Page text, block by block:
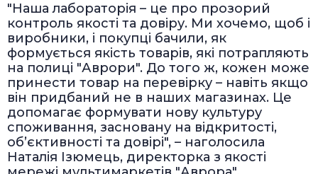
"Наша лабораторія – це про прозорий
контроль якості та довіру. Ми хочемо, щоб і
виробники, і покупці бачили, як
формується якість товарів, які потрапляють
на полиці "Аврори". До того ж, кожен може
принести товар на перевірку – навіть якщо
він придбаний не в наших магазинах. Це
допомагає формувати нову культуру
споживання, засновану на відкритості,
об’єктивності та довірі", – наголосила
Наталія Ізюмець, директорка з якості